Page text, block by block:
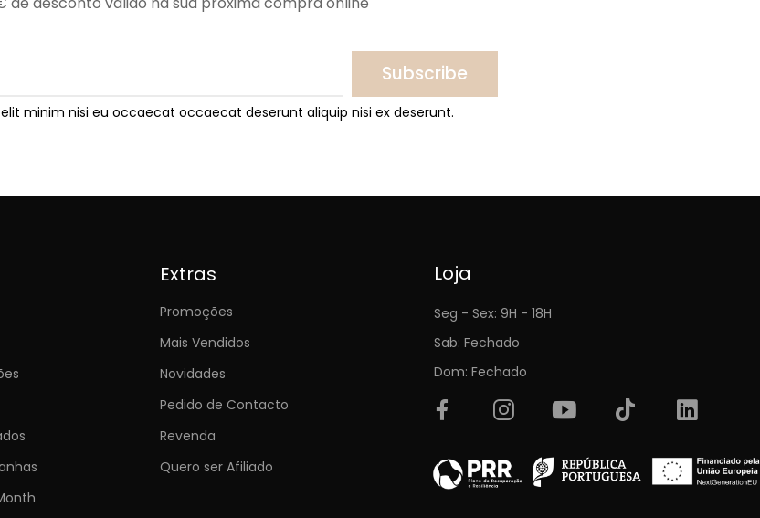
Subscribe
minim nisi eu occaecat occaecat deserunt aliquip nisi ex deserunt.
Extras
Promoções
Mais Vendidos
Novidades
Pedido de Contacto
Revenda
Quero ser Afiliado
Loja
Seg - Sex: 9H - 18H
Sab: Fechado
Dom: Fechado